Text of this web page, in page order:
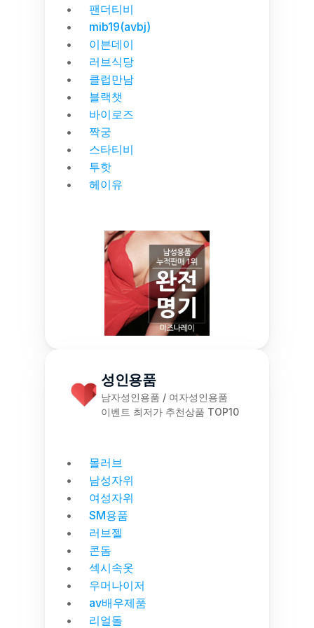
팬더티비
mib19(avbj)
이븐데이
러브식당
클럽만남
블랙챗
바이로즈
짝궁
스타티비
투핫
헤이유
성인용품
남자성인용품 / 여자성인용품
이벤트 최저가 추천상품 TOP10
몰러브
남성자위
여성자위
SM용품
러브젤
콘돔
섹시속옷
우머나이저
av배우제품
리얼돌